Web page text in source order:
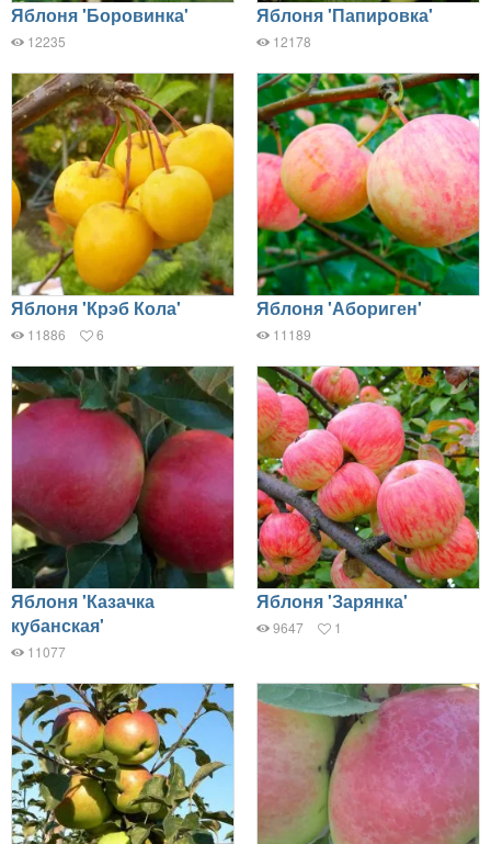
Яблоня 'Боровинка'
12235
Яблоня 'Папировка'
12178
Яблоня 'Крэб Кола'
11886 6
Яблоня 'Абориген'
11189
Яблоня 'Казачка
кубанская'
11077
Яблоня 'Зарянка'
9647 1